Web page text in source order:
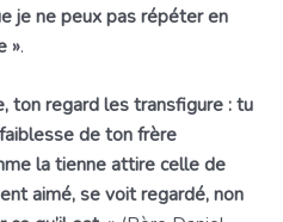
je ne peux pas répéter en
».
ton regard les transfigure : tu
de ton frère
la tienne attire celle de
aimé, se voit regardé, non